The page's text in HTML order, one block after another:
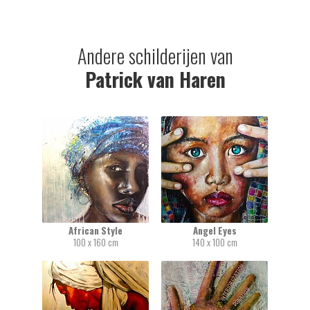
Andere schilderijen van
Patrick van Haren
African Style
100 x 160 cm
Angel Eyes
140 x 100 cm